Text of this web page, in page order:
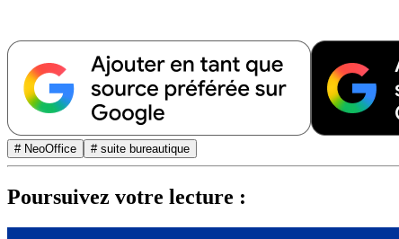
# NeoOffice # suite bureautique
Poursuivez votre lecture :